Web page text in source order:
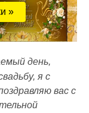
»
день,
я с
вас с